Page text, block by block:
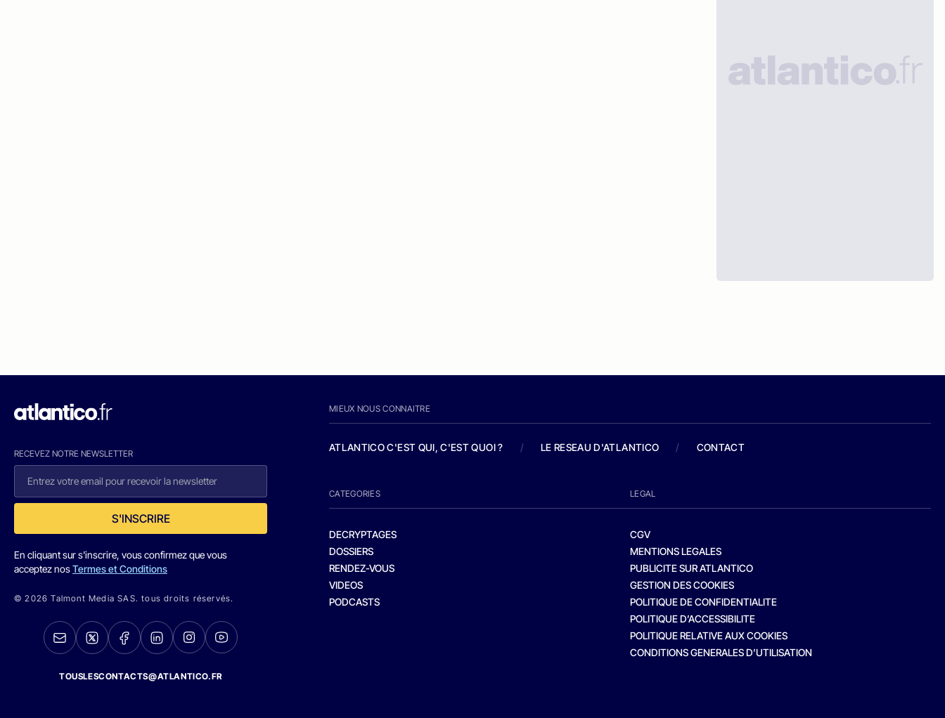
RECEVEZ NOTRE NEWSLETTER
S'INSCRIRE
En cliquant sur s'inscrire, vous confirmez que vous
acceptez nosTermes et Conditions
© 2026 Talmont Media SAS. tous droits réservés.
TOUSLESCONTACTS@ATLANTICO.FR
MIEUX NOUS CONNAITRE
ATLANTICO C'EST QUI, C'EST QUOI ? / LE RESEAU D'ATLANTICO / CONTACT
CATEGORIES
DECRYPTAGES
DOSSIERS
RENDEZ-VOUS
VIDEOS
PODCASTS
LEGAL
CGV
MENTIONS LEGALES
PUBLICITE SUR ATLANTICO
GESTION DES COOKIES
POLITIQUE DE CONFIDENTIALITE
POLITIQUE D’ACCESSIBILITE
POLITIQUE RELATIVE AUX COOKIES
CONDITIONS GENERALES D’UTILISATION